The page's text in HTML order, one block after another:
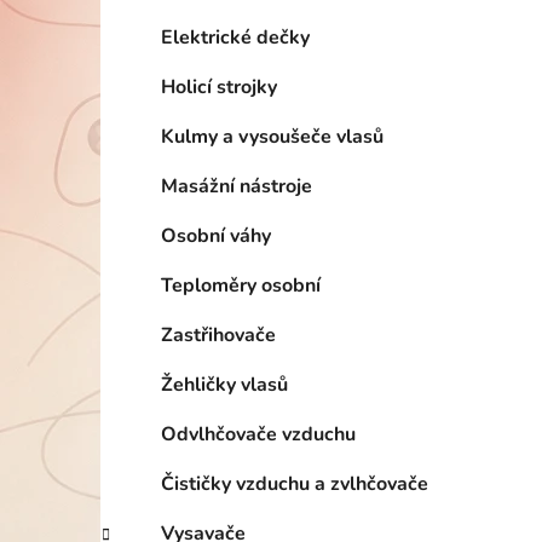
p
n
e
l
Elektrické dečky
Holicí strojky
Kulmy a vysoušeče vlasů
Masážní nástroje
Osobní váhy
Teploměry osobní
Zastřihovače
Žehličky vlasů
Odvlhčovače vzduchu
Čističky vzduchu a zvlhčovače
Vysavače